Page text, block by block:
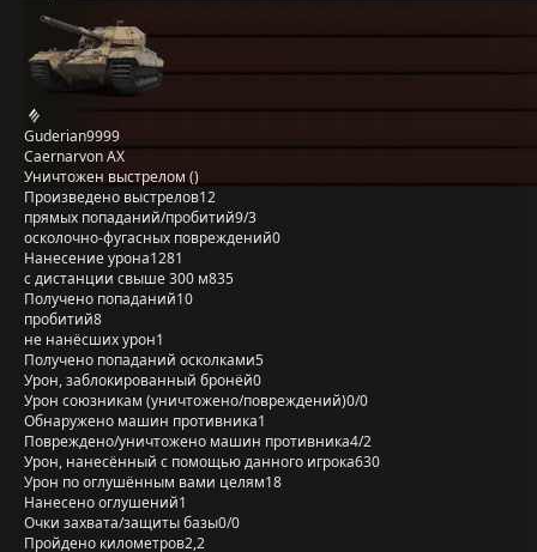
Guderian9999
Caernarvon AX
Уничтожен выстрелом ()
Произведено выстрелов12
прямых попаданий/пробитий9/3
осколочно-фугасных повреждений0
Нанесение урона1281
с дистанции свыше 300 м835
Получено попаданий10
пробитий8
не нанёсших урон1
Получено попаданий осколками5
Урон, заблокированный бронёй0
Урон союзникам (уничтожено/повреждений)0/0
Обнаружено машин противника1
Повреждено/уничтожено машин противника4/2
Урон, нанесённый с помощью данного игрока630
Урон по оглушённым вами целям18
Нанесено оглушений1
Очки захвата/защиты базы0/0
Пройдено километров2,2